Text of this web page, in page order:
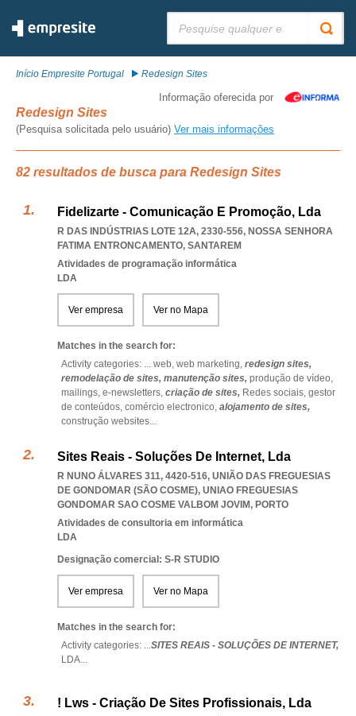
Início Empresite Portugal Redesign Sites
Informação oferecida por
Redesign Sites
(Pesquisa solicitada pelo usuário) Ver mais informações
82 resultados de busca para Redesign Sites
Fidelizarte - Comunicação E Promoção, Lda
R DAS INDÚSTRIAS LOTE 12A, 2330-556, NOSSA SENHORA
FATIMA ENTRONCAMENTO, SANTAREM
Atividades de programação informática
LDA
Ver empresa Ver no Mapa
Matches in the search for:
Activity categories: ... web, web marketing, redesign sites,
remodelação de sites, manutenção sites, produção de vídeo,
mailings, e-newsletters, criação de sites, Redes sociais, gestor
de conteúdos, comércio electronico, alojamento de sites,
construção websites...
Sites Reais - Soluções De Internet, Lda
R NUNO ÁLVARES 311, 4420-516, UNIÃO DAS FREGUESIAS
DE GONDOMAR (SÃO COSME), UNIAO FREGUESIAS
GONDOMAR SAO COSME VALBOM JOVIM, PORTO
Atividades de consultoria em informática
LDA
Designação comercial: S-R STUDIO
Ver empresa Ver no Mapa
Matches in the search for:
Activity categories: ...SITES REAIS - SOLUÇÕES DE INTERNET,
LDA...
! Lws - Criação De Sites Profissionais, Lda